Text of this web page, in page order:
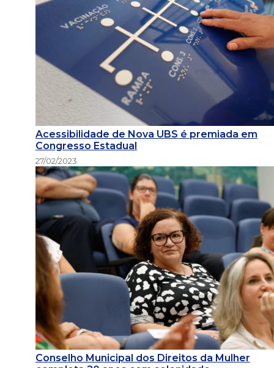
Acessibilidade de Nova UBS é premiada em
Congresso Estadual
27/02/2023
Conselho Municipal dos Direitos da Mulher